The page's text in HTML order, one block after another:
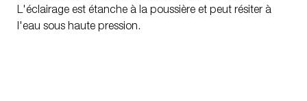
L'éclairage est étanche à la poussière et peut résiter à
l'eau sous haute pression.